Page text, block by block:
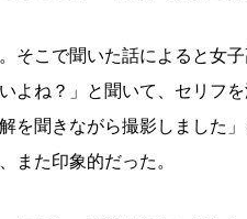
そこで聞いた話によると女
よね？」と聞いて、セリフ
を聞きながら撮影しました
また印象的だった。